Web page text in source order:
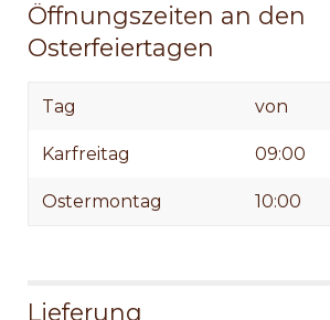
Öffnungszeiten an den
Osterfeiertagen
Tag von
Karfreitag 09:00
Ostermontag 10:00
Lieferung